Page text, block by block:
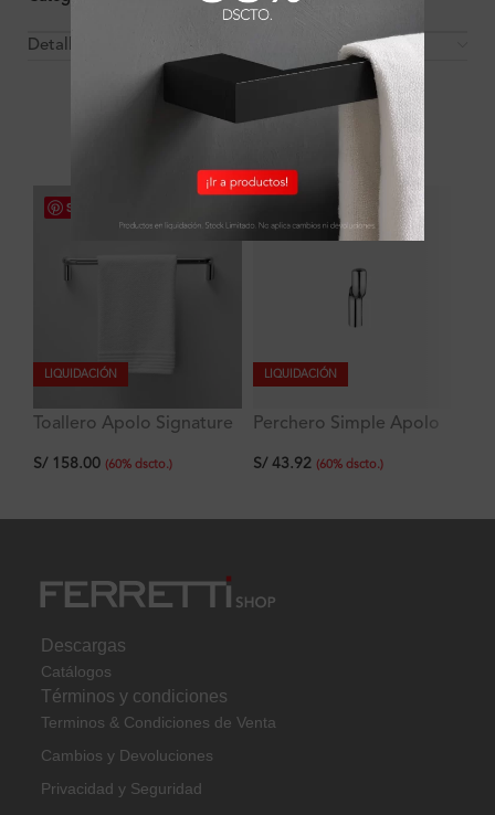
Detalles y Material
OTROS PRODUCTOS QUE PUEDEN
INTERESARTE
Save
LIQUIDACIÓN
Toallero Apolo Signature
S/ 158.00 (60% dscto.)
LIQUIDACIÓN
Perchero Simple Apolo
S/43.92 (60% dscto.)
Descargas
Catálogos
Términos y condiciones
Terminos & Condiciones de Venta
Cambios y Devoluciones
Privacidad y Seguridad